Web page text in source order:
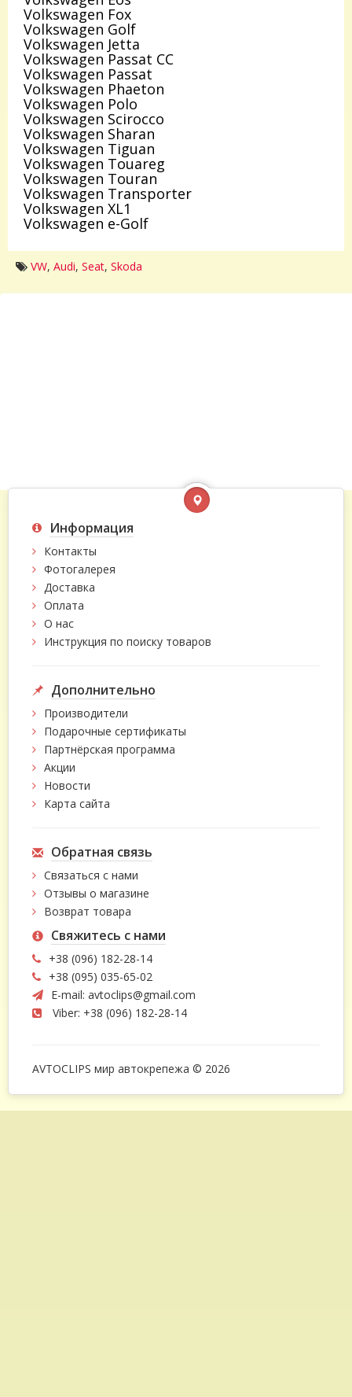
Volkswagen Fox
Volkswagen Golf
Volkswagen Jetta
Volkswagen Passat CC
Volkswagen Passat
Volkswagen Phaeton
Volkswagen Polo
Volkswagen Scirocco
Volkswagen Sharan
Volkswagen Tiguan
Volkswagen Touareg
Volkswagen Touran
Volkswagen Transporter
Volkswagen XL1
Volkswagen e-Golf
VW, Audi, Seat, Skoda
Информация
Контакты
Фотогалерея
Доставка
Оплата
О нас
Инструкция по поиску товаров
Дополнительно
Производители
Подарочные сертификаты
Партнёрская программа
Акции
Новости
Карта сайта
Обратная связь
Связаться с нами
Отзывы о магазине
Возврат товара
Свяжитесь с нами
+38 (096) 182-28-14
+38 (095) 035-65-02
E-mail: avtoclips@gmail.com
Viber: +38 (096) 182-28-14
AVTOCLIPS мир автокрепежа © 2026